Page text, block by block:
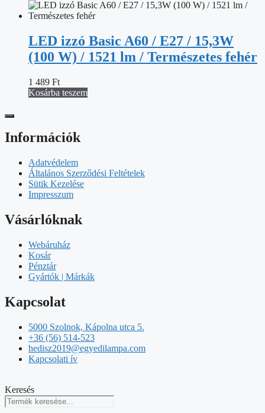
LED izzó Basic A60 / E27 / 15,3W
(100 W) / 1521 lm / Természetes fehér
1 489 Ft
Kosárba teszem
Információk
Adatvédelem
Általános Szerződési Feltételek
Sütik Kezelése
Impresszum
Vásárlóknak
Webáruház
Kosár
Pénztár
Gyártók | Márkák
Kapcsolat
5000 Szolnok, Kápolna utca 5.
+36 (56) 514-523
hedisz2019@egyedilampa.com
Kapcsolati ív
Keresés